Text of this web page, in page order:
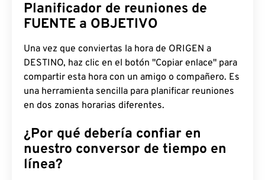
Planificador de reuniones de
FUENTE a OBJETIVO
Una vez que conviertas la hora de ORIGEN a
DESTINO, haz clic en el botón "Copiar enlace" para
compartir esta hora con un amigo o compañero. Es
una herramienta sencilla para planificar reuniones
en dos zonas horarias diferentes.
¿Por qué debería confiar en
nuestro conversor de tiempo en
línea?